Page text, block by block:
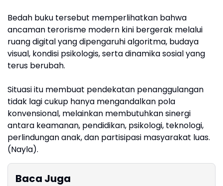
Bedah buku tersebut memperlihatkan bahwa
ancaman terorisme modern kini bergerak melalui
ruang digital yang dipengaruhi algoritma, budaya
visual, kondisi psikologis, serta dinamika sosial yang
terus berubah.
Situasi itu membuat pendekatan penanggulangan
tidak lagi cukup hanya mengandalkan pola
konvensional, melainkan membutuhkan sinergi
antara keamanan, pendidikan, psikologi, teknologi,
perlindungan anak, dan partisipasi masyarakat luas.
(Nayla).
Baca Juga